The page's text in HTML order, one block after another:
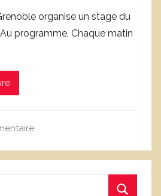
r
c
u
b
g
e
organise un stage du
programme, Chaque matin